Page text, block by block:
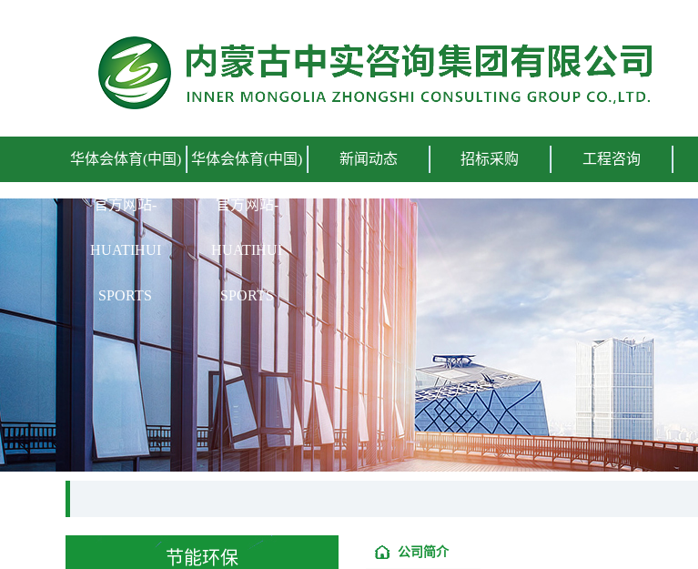
华体会体育(中国)
官方网站-
HUATIHUI
SPORTS
华体会体育(中国)
官方网站-
HUATIHUI
SPORTS
新闻动态 招标采购 工程咨询
节能环保 公司简介